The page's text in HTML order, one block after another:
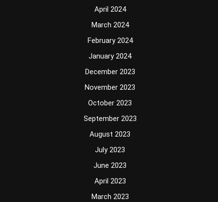
April 2024
March 2024
February 2024
January 2024
December 2023
November 2023
October 2023
September 2023
August 2023
July 2023
June 2023
April 2023
March 2023